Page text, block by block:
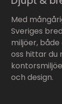
Med
Sveriges
miljöer,
oss hittar du
och design.